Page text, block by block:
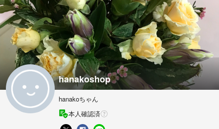
hanakoshop
hanakoちゃん
本人確認済